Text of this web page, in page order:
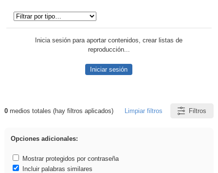
Inicia sesión para aportar contenidos, crear listas de
reproducción...
Iniciar sesión
Resultados de: rezo
0medios totales (hay filtros aplicados) Limpiar filtros Filtros
Opciones adicionales:
Mostrar protegidos por contraseña
Incluir palabras similares